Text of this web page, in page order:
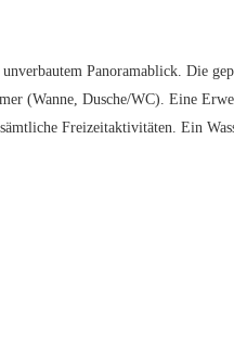
Panoramablick. Die
(Wanne, Dusche/WC). Eine
Freizeitaktivitäten. Ein